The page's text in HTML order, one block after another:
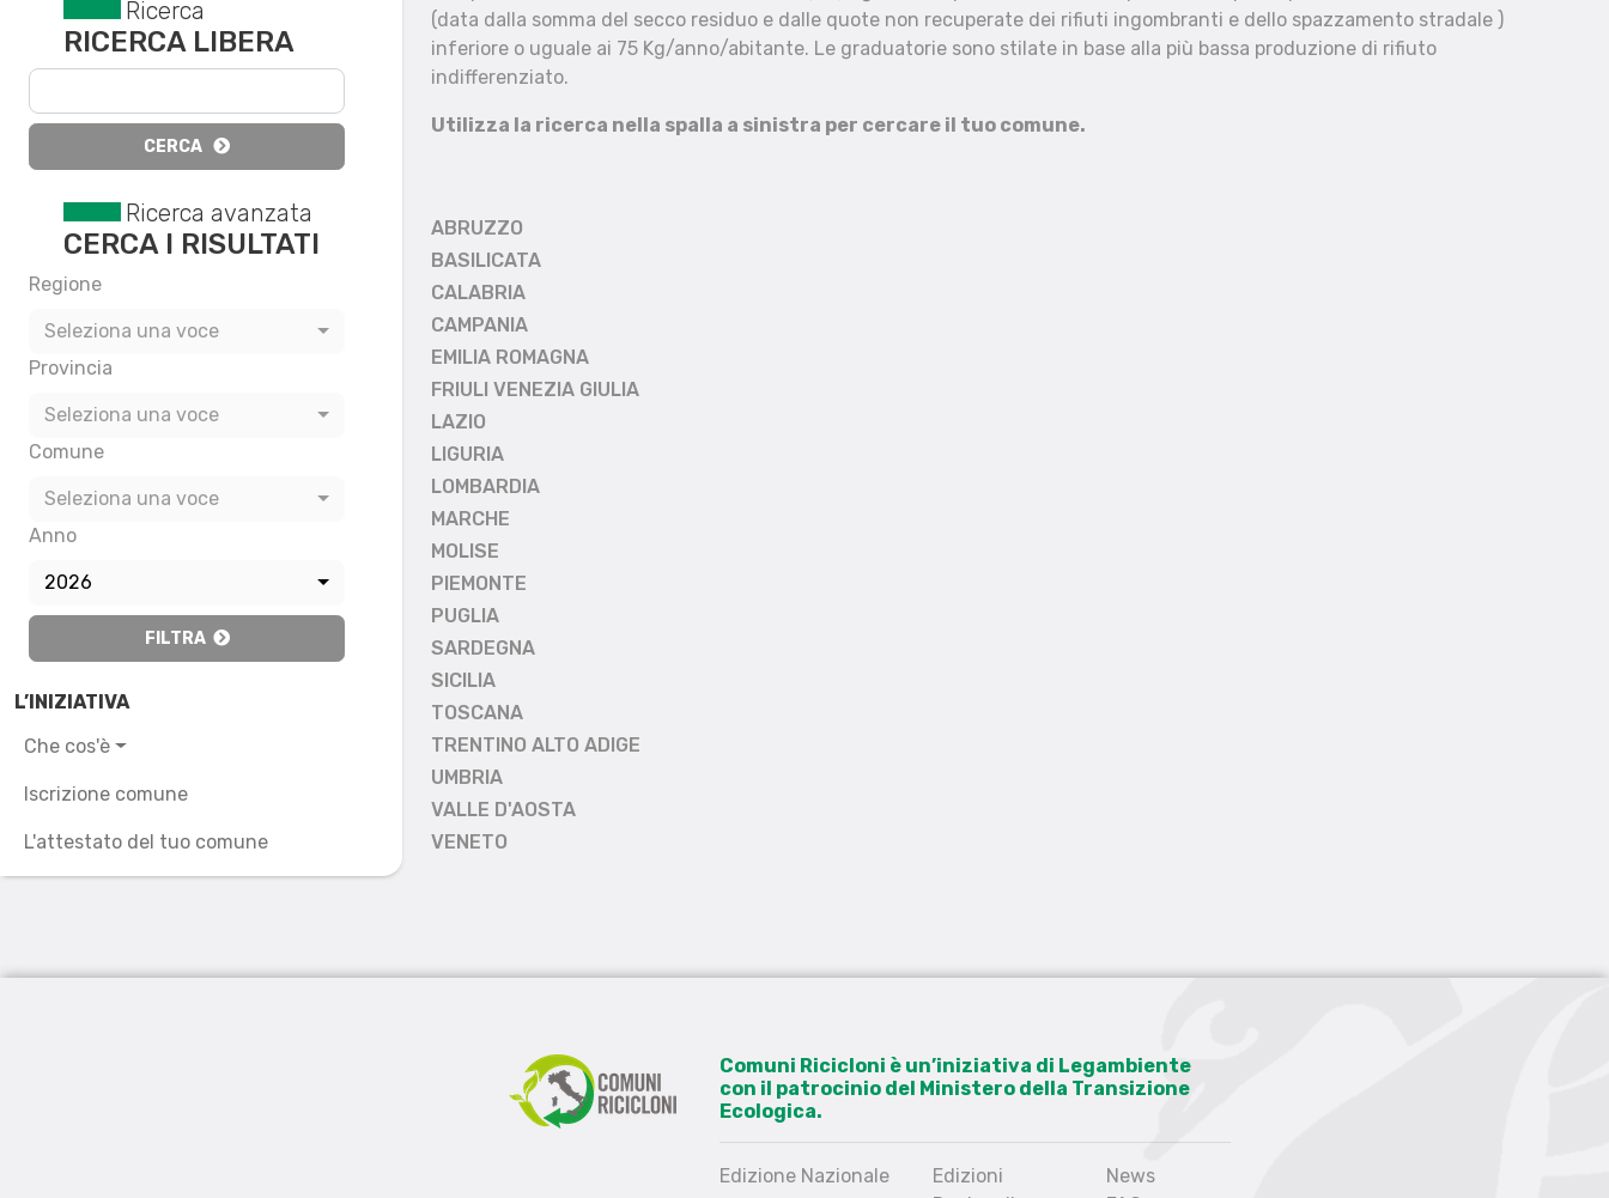
Reset filtri
Ricerca
RICERCA LIBERA
CERCA
Ricerca avanzata
CERCA I RISULTATI
Regione
Seleziona una voce
Provincia
Seleziona una voce
Comune
Seleziona una voce
Anno
2026
FILTRA
L’INIZIATIVA
Che cos'è
Iscrizione comune
L'attestato del tuo comune
(data dalla somma del secco residuo e dalle quote non recuperate dei rifiuti ingombranti e dello spazzamento stradale )
inferiore o uguale ai 75 Kg/anno/abitante. Le graduatorie sono stilate in base alla più bassa produzione di rifiuto
indifferenziato.
Utilizza la ricerca nella spalla a sinistra per cercare il tuo comune.
ABRUZZO
BASILICATA
CALABRIA
CAMPANIA
EMILIA ROMAGNA
FRIULI VENEZIA GIULIA
LAZIO
LIGURIA
LOMBARDIA
MARCHE
MOLISE
PIEMONTE
PUGLIA
SARDEGNA
SICILIA
TOSCANA
TRENTINO ALTO ADIGE
UMBRIA
VALLE D'AOSTA
VENETO
Comuni Ricicloni è un’iniziativa di Legambiente
con il patrocinio del Ministero della Transizione
Ecologica.
Edizione Nazionale
Edizioni
News